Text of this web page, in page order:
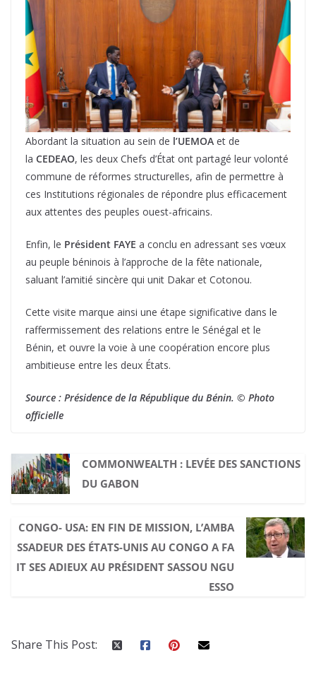
Abordant la situation au sein de l’UEMOA et de
la CEDEAO, les deux Chefs d’État ont partagé leur volonté
commune de réformes structurelles, afin de permettre à
ces Institutions régionales de répondre plus efficacement
aux attentes des peuples ouest-africains.
Enfin, le Président FAYE a conclu en adressant ses vœux
au peuple béninois à l’approche de la fête nationale,
saluant l’amitié sincère qui unit Dakar et Cotonou.
Cette visite marque ainsi une étape significative dans le
raffermissement des relations entre le Sénégal et le
Bénin, et ouvre la voie à une coopération encore plus
ambitieuse entre les deux États.
Source : Présidence de la République du Bénin. © Photo
officielle
COMMONWEALTH : LEVÉE DES SANCTIONS
DU GABON
CONGO- USA: EN FIN DE MISSION, L’AMBA
SSADEUR DES ÉTATS-UNIS AU CONGO A FA
IT SES ADIEUX AU PRÉSIDENT SASSOU NGU
ESSO
Share This Post: